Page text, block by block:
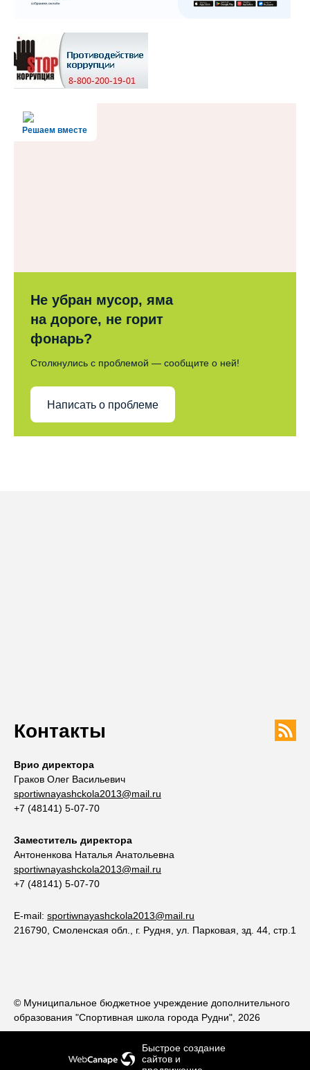
Решаем вместе
Не убран мусор, яма
на дороге, не горит
фонарь?
Столкнулись с проблемой — сообщите о ней!
Написать о проблеме
Быстрое создание
сайтови
Контакты
Врио директора
Граков Олег Васильевич
sportiwnayashckola2013@mail.ru
+7 (48141) 5-07-70
Заместитель директора
Антоненкова Наталья Анатольевна
sportiwnayashckola2013@mail.ru
+7 (48141) 5-07-70
E-mail: sportiwnayashckola2013@mail.ru
216790, Смоленская обл., г. Рудня, ул. Парковая, зд. 44, стр.1
© Муниципальное бюджетное учреждение дополнительного
образования "Спортивная школа города Рудни", 2026